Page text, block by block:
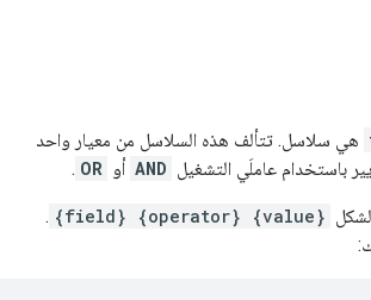
هي سلاسل. تتألف هذه السلاسل من معيار واحد
باستخدام عاملَي التشغيل AND أو OR
.
{field} {operator} {value}
.